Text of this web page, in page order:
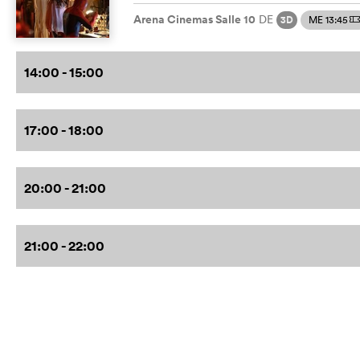
Arena Cinemas Salle 10 DE 3D ME 13:45 m
14:00 - 15:00
17:00 - 18:00
20:00 - 21:00
21:00 - 22:00